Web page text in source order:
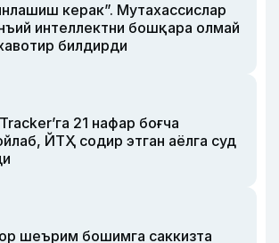
керак”. Мутахассислар
интеллектни бошқара олмай
билдирди
21 нафар боғча
ЙТҲ содир этган аёлга суд
шеърим бошимга саккизта